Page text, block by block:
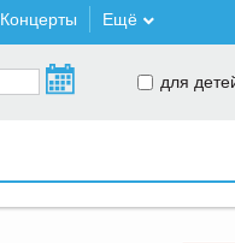
Концерты Ещё
для